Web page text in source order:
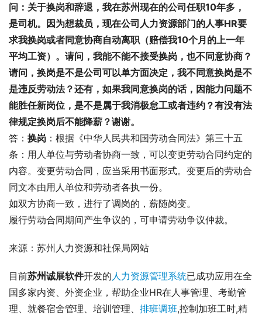
问：关于换岗和辞退，我在苏州现在的公司任职10年多，
是司机。因为想裁员，现在公司人力资源部门的人事HR要
求我换岗或者同意协商自动离职（赔偿我10个月的上一年
平均工资）。请问，我能不能不接受换岗，也不同意协商？
请问，换岗是不是公司可以单方面决定，我不同意换岗是不
是违反劳动法？还有，如果我同意换岗的话，因能力问题不
能胜任新岗位，是不是属于我消极怠工或者违约？有没有法
律规定换岗后不能降薪？谢谢。
答： 换岗 ：根据《中华人民共和国劳动合同法》第三十五
条：用人单位与劳动者协商一致，可以变更劳动合同约定的
内容。变更劳动合同，应当采用书面形式。变更后的劳动合
同文本由用人单位和劳动者各执一份。
如双方协商一致，进行了调岗的，薪随岗变。
履行劳动合同期间产生争议的，可申请劳动争议仲裁。
来源：苏州人力资源和社保局网站
目前苏州诚展软件开发的 人力资源管理系统已成功应用在全
国多家内资、外资企业，帮助企业HR在人事管理、考勤管
理、就餐宿舍管理、培训管理、 排班调班,控制加班工时,精